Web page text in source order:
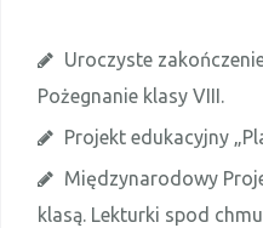
e
n
e
Uroczyste
Pożegnanie klasy VIII.
Projekt edukacyjny
Międzynarodowy
klasą. Lekturki spod